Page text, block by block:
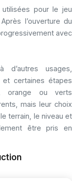
pour le jeu
l’ouverture du
avec
usages,
et certaines étapes
orange ou verts
mais leur choix
terrain, le niveau et
être pris en